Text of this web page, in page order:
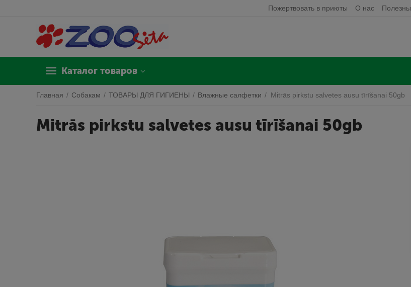
Пожертвовать в приюты О нас
Каталог товаров
Главная / Собакам / ТОВАРЫ ДЛЯ ГИГИЕНЫ / Влажные салфетки / Mitrās pirkstu salvetes ausu tīrīšanai 50gb
Mitrās pirkstu salvetes ausu tīrīšanai 50gb